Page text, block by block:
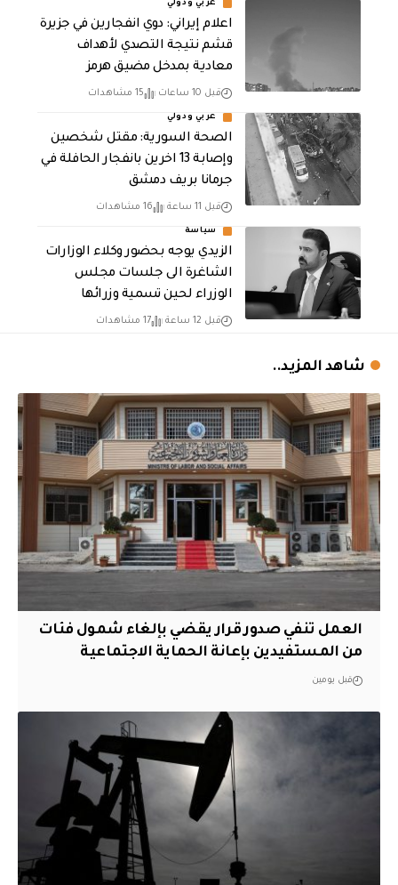
عربي ودولي
اعلام إيراني: دوي انفجارين في جزيرة
قشم نتيجة التصدي لأهداف
معادية بمدخل مضيق هرمز
قبل 10 ساعات 15 مشاهدات
عربي ودولي
الصحة السورية: مقتل شخصين
وإصابة 13 اخرين بانفجار الحافلة في
جرمانا بريف دمشق
قبل 11 ساعة 16 مشاهدات
سياسة
الزيدي يوجه بحضور وكلاء الوزارات
الشاغرة الى جلسات مجلس
الوزراء لحين تسمية وزرائها
قبل 12 ساعة 17 مشاهدات
شاهد المزيد..
العمل تنفي صدور قرار يقضي بإلغاء شمول فئات
من المستفيدين بإعانة الحماية الاجتماعية
قبل يومين